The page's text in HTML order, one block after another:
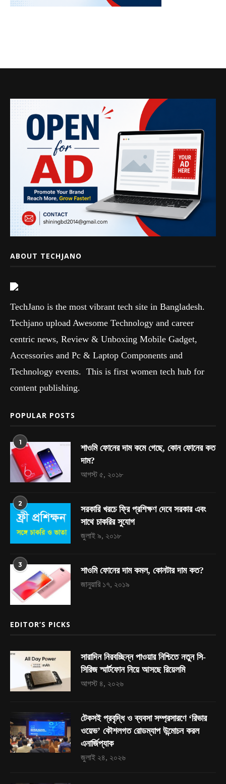
ABOUT TECHJANO
TechJano is the most vibrant tech site in Bangladesh.
Techjano upload Awesome Technology and career
centric news, Review & Unboxing Mobile Gadget,
Accessories and Pc & Laptop Components and
Technology events. This is first women tech hub for
content publishing.
POPULAR POSTS
1
শাওমি ফোনের দাম কমে গেছে, কোন ফোনের কত
দাম?
আগস্ট ৫, ২০১৮
2
সরকারি খরচে ফ্রি প্রশিক্ষণ দেবে সরকার এবং
সাথে চাকরির সুযোগ
জুলাই ৯, ২০১৮
3
শাওমি ফোনের দাম কমল, কোনটার দাম কত?
জানুয়ারি ১৭, ২০১৯
EDITOR’S PICKS
সারাদিন নিরবচ্ছিন্ন পাওয়ার নিশ্চিতে নতুন সি-
সিরিজ স্মার্টফোন নিয়ে আসছে রিয়েলমি
আগস্ট ৪, ২০২৬
টেকসই প্রবৃদ্ধি ও ব্যবসা সম্প্রসারণে ‘রিভার
ওয়েভ’ কৌশলগত রোডম্যাপ উন্মোচন করল
এনার্জিপ্যাক
জুলাই ২৪, ২০২৬